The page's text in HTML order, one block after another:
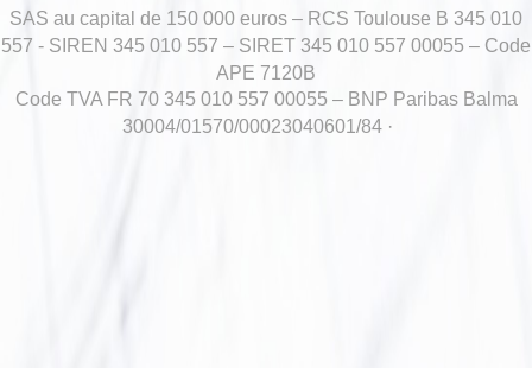
SAS au capital de 150 000 euros – RCS Toulouse B 345 010
557 - SIREN 345 010 557 – SIRET 345 010 557 00055 – Code
APE 7120B
Code TVA FR 70 345 010 557 00055 – BNP Paribas Balma
30004/01570/00023040601/84 ·